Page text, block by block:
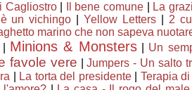
Cagliostro| Il bene comune
La
un vichingo |Yellow Letters
2
marino che non sapeva
Minions & Monsters| Un
favole vere |Jumpers - Un salto
La torta del presidente| Terapia